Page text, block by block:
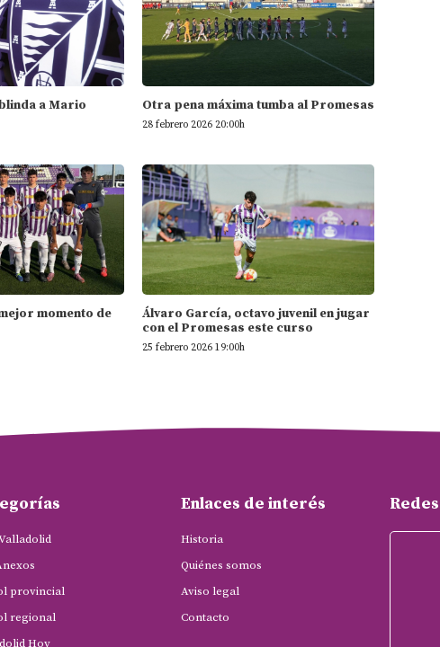
a Mario
Otra pena máxima tumba al Promesas
28 febrero 2026 20:00h
momento de
Álvaro García, octavo juvenil en jugar
con el Promesas este curso
25 febrero 2026 19:00h
provincial
regional
Hoy
Enlaces de interés
Historia
Quiénes somos
Aviso legal
Contacto